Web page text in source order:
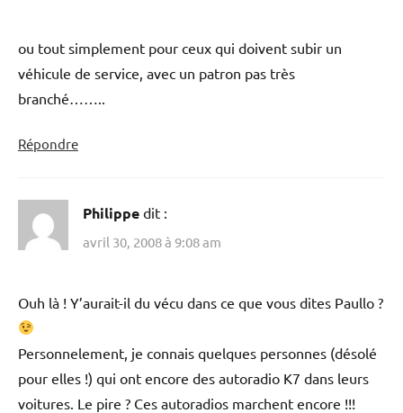
ou tout simplement pour ceux qui doivent subir un
véhicule de service, avec un patron pas très
branché……..
Répondre
Philippe dit :
avril 30, 2008 à 9:08 am
Ouh là ! Y’aurait-il du vécu dans ce que vous dites Paullo ?
Personnelement, je connais quelques personnes (désolé
pour elles !) qui ont encore des autoradio K7 dans leurs
voitures. Le pire ? Ces autoradios marchent encore !!!